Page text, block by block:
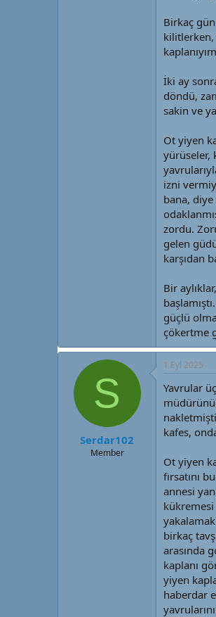
Birkaç
kilitlerken,
İki ay
döndü,
sakin ve
Ot yiyen
yürüseler,
izni
bana,
zordu.
gelen
karşıdan
Bir
güçlü
çökertme
S
Serdar102
Member
1 Eyl 2025
Yavrular
kafes,
Ot yiyen
fırsatını
annesi
kükremesi
birkaç
arasında
kaplanı
yiyen
haberdar